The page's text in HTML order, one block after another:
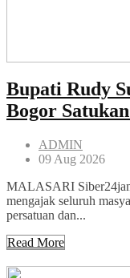
Bupati Rudy
Bogor
ADMIN
09 Aug 2026
MALASARI
mengajak seluruh
persatuan dan...
Read More